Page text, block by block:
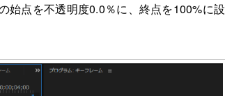
始点を不透明度0.0％に、終点を100%に設